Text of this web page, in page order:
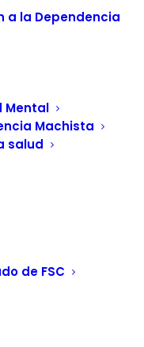
a la Dependencia
Mental
Machista
salud
de FSC
Cañada Real es un
higiene,
de daños; así
a las personas con
deterioro
se encuentran
Cañada Real, y a